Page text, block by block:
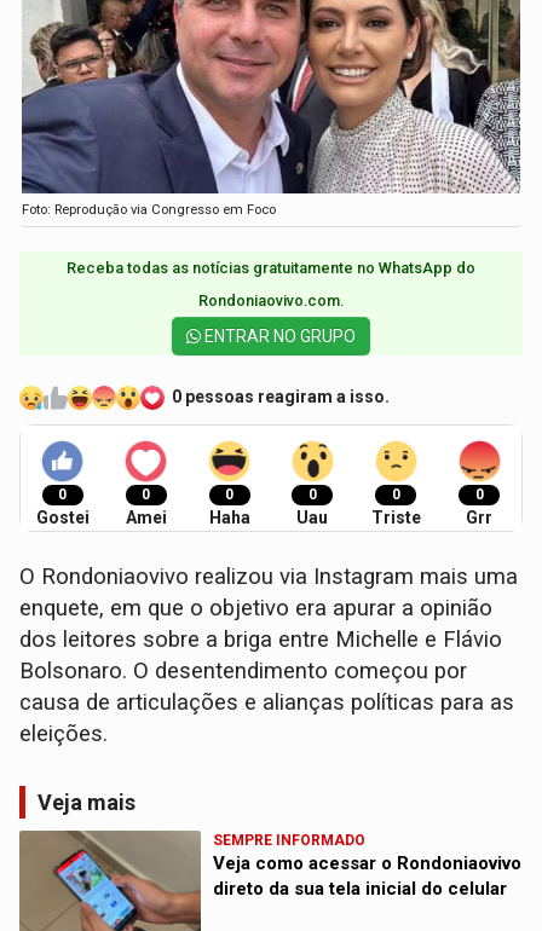
Foto: Reprodução via Congresso em Foco
Receba todas as notícias gratuitamente no WhatsApp do
Rondoniaovivo.com.​
ENTRAR NO GRUPO
0 pessoas reagiram a isso.
0
Gostei
0
Amei
0
Haha
0
Uau
0
Triste
0
Grr
O Rondoniaovivo realizou via Instagram mais uma
enquete, em que o objetivo era apurar a opinião
dos leitores sobre a briga entre Michelle e Flávio
Bolsonaro. O desentendimento começou por
causa de articulações e alianças políticas para as
eleições.
Veja mais
SEMPRE INFORMADO
Veja como acessar o Rondoniaovivo
direto da sua tela inicial do celular